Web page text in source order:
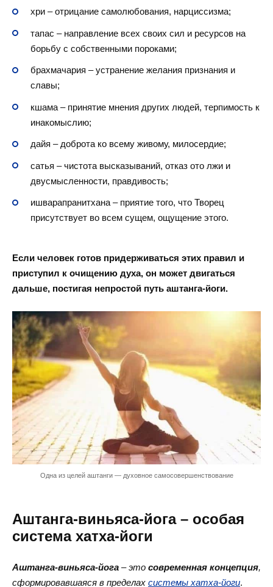
хри – отрицание самолюбования, нарциссизма;
тапас – направление всех своих сил и ресурсов на
борьбу с собственными пороками;
брахмачария – устранение желания признания и
славы;
кшама – принятие мнения других людей, терпимость к
инакомыслию;
дайя – доброта ко всему живому, милосердие;
сатья – чистота высказываний, отказ ото лжи и
двусмысленности, правдивость;
ишварапранитхана – приятие того, что Творец
присутствует во всем сущем, ощущение этого.
Если человек готов придерживаться этих правил и
приступил к очищению духа, он может двигаться
дальше, постигая непростой путь аштанга-йоги.
Одна из целей аштанги — духовное самосовершенствование
Аштанга-виньяса-йога – особая
система хатха-йоги
Аштанга-виньяса-йога – это современная концепция,
сформировавшаяся в пределах системы хатха-йоги.